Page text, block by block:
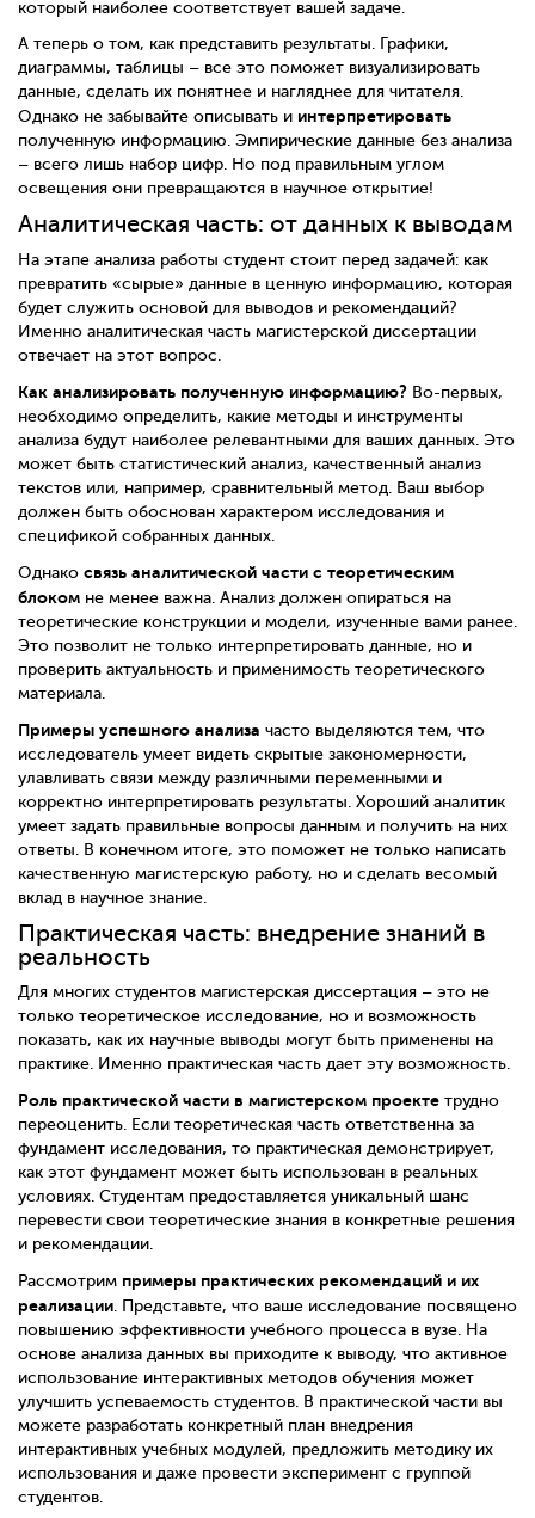
который наиболее соответствует вашей задаче.
А теперь о том, как представить результаты. Графики,
диаграммы, таблицы – все это поможет визуализировать
данные, сделать их понятнее и нагляднее для читателя.
Однако не забывайте описывать и интерпретировать
полученную информацию. Эмпирические данные без анализа
– всего лишь набор цифр. Но под правильным углом
освещения они превращаются в научное открытие!
Аналитическая часть: от данных к выводам
На этапе анализа работы студент стоит перед задачей: как
превратить «сырые» данные в ценную информацию, которая
будет служить основой для выводов и рекомендаций?
Именно аналитическая часть магистерской диссертации
отвечает на этот вопрос.
Как анализировать полученную информацию? Во-первых,
необходимо определить, какие методы и инструменты
анализа будут наиболее релевантными для ваших данных. Это
может быть статистический анализ, качественный анализ
текстов или, например, сравнительный метод. Ваш выбор
должен быть обоснован характером исследования и
спецификой собранных данных.
Однако связь аналитической части с теоретическим
блоком не менее важна. Анализ должен опираться на
теоретические конструкции и модели, изученные вами ранее.
Это позволит не только интерпретировать данные, но и
проверить актуальность и применимость теоретического
материала.
Примеры успешного анализа часто выделяются тем, что
исследователь умеет видеть скрытые закономерности,
улавливать связи между различными переменными и
корректно интерпретировать результаты. Хороший аналитик
умеет задать правильные вопросы данным и получить на них
ответы. В конечном итоге, это поможет не только написать
качественную магистерскую работу, но и сделать весомый
вклад в научное знание.
Практическая часть: внедрение знаний в
реальность
Для многих студентов магистерская диссертация – это не
только теоретическое исследование, но и возможность
показать, как их научные выводы могут быть применены на
практике. Именно практическая часть дает эту возможность.
Роль практической части в магистерском проекте трудно
переоценить. Если теоретическая часть ответственна за
фундамент исследования, то практическая демонстрирует,
как этот фундамент может быть использован в реальных
условиях. Студентам предоставляется уникальный шанс
перевести свои теоретические знания в конкретные решения
и рекомендации.
Рассмотрим примеры практических рекомендаций и их
реализации. Представьте, что ваше исследование посвящено
повышению эффективности учебного процесса в вузе. На
основе анализа данных вы приходите к выводу, что активное
использование интерактивных методов обучения может
улучшить успеваемость студентов. В практической части вы
можете разработать конкретный план внедрения
интерактивных учебных модулей, предложить методику их
использования и даже провести эксперимент с группой
студентов.